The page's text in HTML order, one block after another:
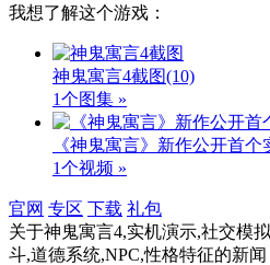
我想了解这个游戏：
神鬼寓言4截图(10)
1个图集 »
《神鬼寓言》新作公开首个
1个视频 »
官网 专区 下载 礼包
关于神鬼寓言4,实机演示,社交模
斗,道德系统,NPC,性格特征的新闻